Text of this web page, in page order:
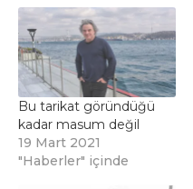
Bu tarikat göründüğü
kadar masum değil
19 Mart 2021
"Haberler" içinde